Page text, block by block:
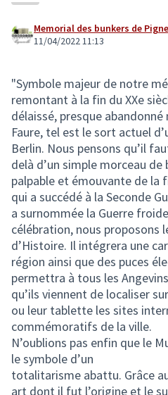
Memorial des bunkers de
11/04/2022 11:13
"Symbole majeur de notre
remontant à la fin du XXe
délaissé, presque
Faure, tel est le sort actuel
Berlin. Nous pensons qu’il
delà d’un simple morceau
palpable et émouvante de la
qui a succédé à la Seconde
a surnommée la Guerre
célébration, nous proposons
d’Histoire. Il intégrera une
région ainsi que des puces
permettra à tous les
qu’ils viennent de localiser
ou leur tablette les sites
commémoratifs de la ville.
N’oublions pas enfin que le
le symbole d’un
totalitarisme abattu. Grâce
art dont il fut l’origine et le